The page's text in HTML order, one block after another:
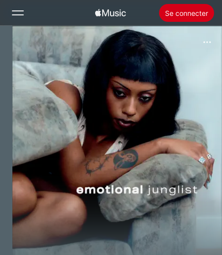
Se connecter
Rechercher
Accueil
Nouveautés
Radio
Installer Apple Music